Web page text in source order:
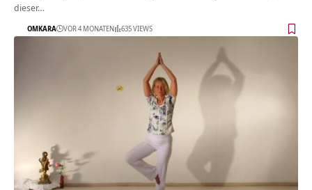
dieser…
OMKARA VOR 4 MONATEN 635 VIEWS